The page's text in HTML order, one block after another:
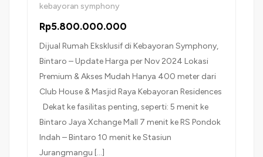
kebayoran symphony
Rp5.800.000.000
Dijual Rumah Eksklusif di Kebayoran Symphony,
Bintaro – Update Harga per Nov 2024 Lokasi
Premium & Akses Mudah Hanya 400 meter dari
Club House & Masjid Raya Kebayoran Residences
Dekat ke fasilitas penting, seperti: 5 menit ke
Bintaro Jaya Xchange Mall 7 menit ke RS Pondok
Indah – Bintaro 10 menit ke Stasiun
Jurangmangu […]